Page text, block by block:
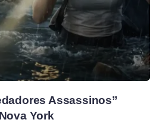
Assassinos”
York